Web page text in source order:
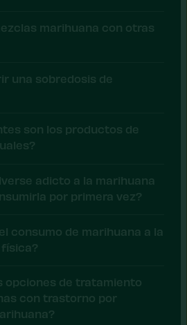
marihuana con otras
una sobredosis de
son los productos de
adicto a la marihuana
por primera vez?
consumo de marihuana a la
opciones de tratamiento
con trastorno por